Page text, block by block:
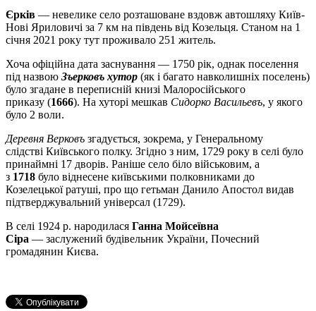
Єрків — невелике село розташоване вздовж автошляху Київ-
Нові Яриловичі за 7 км на південь від Козельця. Станом на 1
січня 2021 року тут проживало 251 житель.
Хоча офіційна дата заснування — 1750 рік, однак поселення
під назвою Зъерковъ хутор (як і багато навколишніх поселень)
було згадане в переписній книзі Малоросійського
приказу (1666). На хуторі мешкав Сидорко Васильевъ, у якого
було 2 воли.
Деревня Верковъ згадується, зокрема, у Генеральному
слідстві Київського полку. Згідно з ним, 1729 року в селі було
принаймні 17 дворів. Раніше село біло військовим, а
з 1718 було віднесене київськими полковниками до
Козелецької ратуші, про що гетьман Данило Апостол видав
підтверджувальний універсал (1729).
В селі 1924 р. народилася Ганна Мойсеївна
Сіра — заслужений будівельник України, Почесний
громадянин Києва.